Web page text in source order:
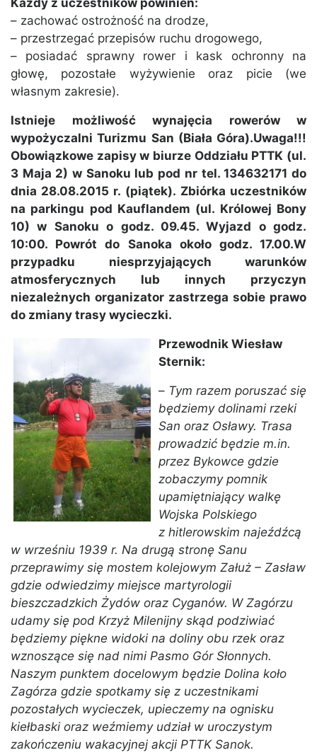
Każdy z uczestników powinien:
– zachować ostrożność na drodze,
– przestrzegać przepisów ruchu drogowego,
– posiadać sprawny rower i kask ochronny na
głowę, pozostałe wyżywienie oraz picie (we
własnym zakresie).
Istnieje możliwość wynajęcia rowerów w
wypożyczalni Turizmu San (Biała Góra).Uwaga!!!
Obowiązkowe zapisy w biurze Oddziału PTTK (ul.
3 Maja 2) w Sanoku lub pod nr tel. 134632171 do
dnia 28.08.2015 r. (piątek). Zbiórka uczestników
na parkingu pod Kauflandem (ul. Królowej Bony
10) w Sanoku o godz. 09.45. Wyjazd o godz.
10:00. Powrót do Sanoka około godz. 17.00.W
przypadku niesprzyjających warunków
atmosferycznych lub innych przyczyn
niezależnych organizator zastrzega sobie prawo
do zmiany trasy wycieczki.
Przewodnik Wiesław
Sternik:
– Tym razem poruszać się
będziemy dolinami rzeki
San oraz Osławy. Trasa
prowadzić będzie m.in.
przez Bykowce gdzie
zobaczymy pomnik
upamiętniający walkę
Wojska Polskiego
z hitlerowskim najeźdźcą
w wrześniu 1939 r. Na drugą stronę Sanu
przeprawimy się mostem kolejowym Załuż – Zasław
gdzie odwiedzimy miejsce martyrologii
bieszczadzkich Żydów oraz Cyganów. W Zagórzu
udamy się pod Krzyż Milenijny skąd podziwiać
będziemy piękne widoki na doliny obu rzek oraz
wznoszące się nad nimi Pasmo Gór Słonnych.
Naszym punktem docelowym będzie Dolina koło
Zagórza gdzie spotkamy się z uczestnikami
pozostałych wycieczek, upieczemy na ognisku
kiełbaski oraz weźmiemy udział w uroczystym
zakończeniu wakacyjnej akcji PTTK Sanok.